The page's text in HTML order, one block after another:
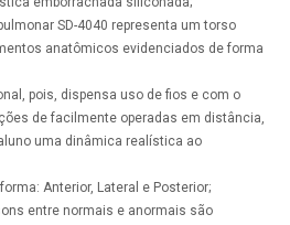
SD-4040 representa um torso
anatômicos evidenciados de forma
pois, dispensa uso de fios e com o
de facilmente operadas em distância,
uma dinâmica realística ao
Anterior, Lateral e Posterior;
entre normais e anormais são